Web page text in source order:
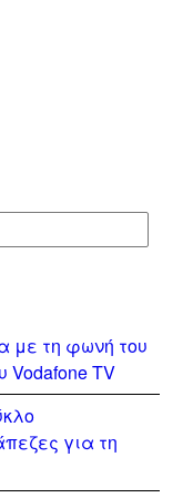
με τη φωνή του
Vodafone TV
για τη